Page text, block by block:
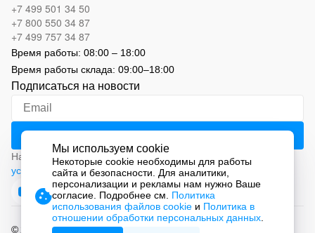
+7 499 501 34 50
+7 800 550 34 87
+7 499 757 34 87
Время работы: 08:00 – 18:00
Время работы склада: 09:00–18:00
Подписаться на новости
Нажимая на кнопку «Подписаться», вы соглашаетесь с
условиями обработки персональных данных
© 2026 ООО «СМАРТ Автоматизация»
Мы используем cookie
Некоторые cookie необходимы для работы
сайта и безопасности. Для аналитики,
персонализации и рекламы нам нужно Ваше
согласие. Подробнее см. Политика
использования файлов cookie и Политика в
отношении обработки персональных данных